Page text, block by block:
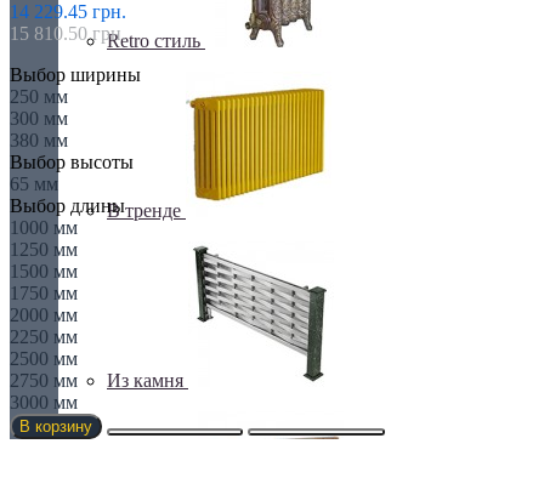
Retro стиль
В тренде
Из камня
14 229.45 грн.
15 810.50 грн.
Выбор ширины
250 мм
300 мм
380 мм
Выбор высоты
65 мм
Выбор длины
1000 мм
1250 мм
1500 мм
1750 мм
2000 мм
2250 мм
2500 мм
2750 мм
3000 мм
В корзину